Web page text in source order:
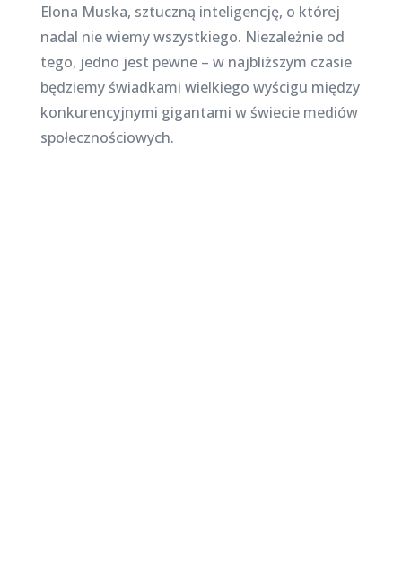
Elona Muska, sztuczną inteligencję, o której
nadal nie wiemy wszystkiego. Niezależnie od
tego, jedno jest pewne – w najbliższym czasie
będziemy świadkami wielkiego wyścigu między
konkurencyjnymi gigantami w świecie mediów
społecznościowych.